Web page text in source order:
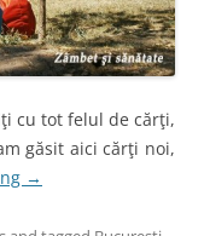
cu tot felul de cărţi,
găsit aici cărţi noi,
→